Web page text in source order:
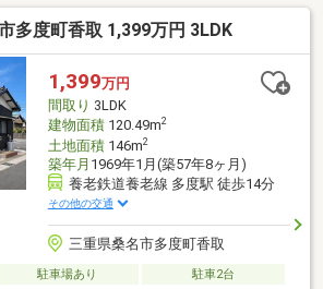
横のゆとりある収納※写真をクリックする
ます。＝＝＝＝＝＝＝＝＝＝＝＝＝＝＝
体感してみませんか？》気になる点はお
ださい！お客様の理想のお住まいを一緒に
＝＝＝＝＝＝＝＝＝＝＝＝＝＝＝＝
多度町香取 1,399万円 3LDK
1,399万円
間取り 3LDK
建物面積120.49m2
土地面積146m2
築年月 1969年1月(築57年8ヶ月)
養老鉄道養老線 多度駅 徒歩14分
その他の交通
三重県桑名市多度町香取
駐車場あり
駐車2台